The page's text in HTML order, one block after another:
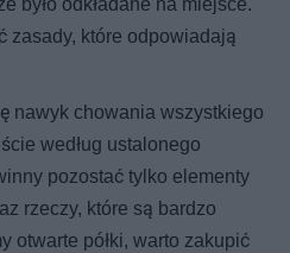
zasady, które odpowiadają
nawyk chowania wszystkiego
według ustalonego
pozostać tylko elementy
rzeczy, które są bardzo
otwarte półki, warto zakupić